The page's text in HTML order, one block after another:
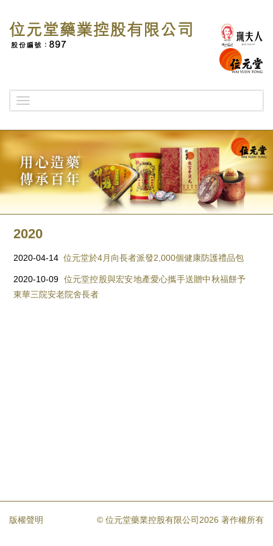
navigation
2020
2020-04-14位元堂於4月向長者派發2,000個健康防護禮品包
2020-10-09 位元堂控股與宏安地產愛心攜手送贈中秋福餅予
東華三院安老院舍長者
© 位元堂藥業控股有限公司2026 著作權所有
版權聲明